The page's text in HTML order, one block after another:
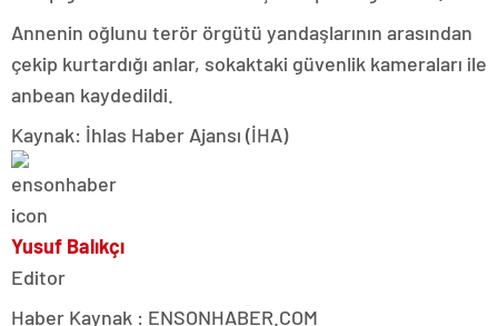
Annenin oğlunu terör örgütü yandaşlarının arasından
çekip kurtardığı anlar, sokaktaki güvenlik kameraları ile
anbean kaydedildi.
Kaynak: İhlas Haber Ajansı (İHA)
Yusuf Balıkçı
Editor
Haber Kaynak : ENSONHABER.COM